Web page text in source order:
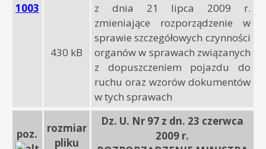
1003
430 kB
z dnia 21 lipca 2009 r.
zmieniające rozporządzenie w
sprawie szczegółowych czynności
organów w sprawach związanych
z dopuszczeniem pojazdu do
ruchu oraz wzorów dokumentów
w tych sprawach
poz.
rozmiar
pliku
Dz. U. Nr 97 z dn. 23 czerwca
2009 r.